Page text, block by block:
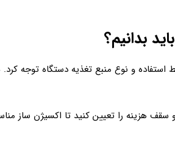
بدانیم؟
استفاده و نوع منبع تغذیه دستگاه توجه
هزینه را تعیین کنید تا اکسیژن ساز